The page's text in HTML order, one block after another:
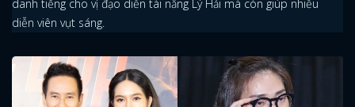
danh tiếng cho vị đạo diễn tài năng Lý Hải mà còn giúp nhiều
diễn viên vụt sáng.